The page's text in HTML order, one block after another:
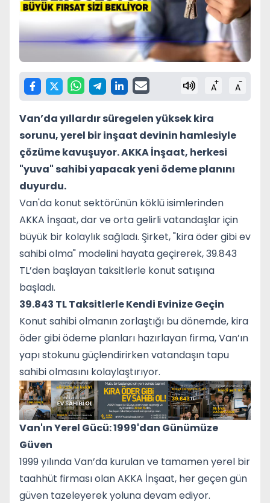
A+ A-
Van’da yıllardır süregelen yüksek kira
sorunu, yerel bir inşaat devinin hamlesiyle
çözüme kavuşuyor. AKKA İnşaat, herkesi
"yuva" sahibi yapacak yeni ödeme planını
duyurdu.
Van'da konut sektörünün köklü isimlerinden
AKKA İnşaat, dar ve orta gelirli vatandaşlar için
büyük bir kolaylık sağladı. Şirket, "kira öder gibi ev
sahibi olma" modelini hayata geçirerek, 39.843
TL’den başlayan taksitlerle konut satışına
başladı.
39.843 TL Taksitlerle Kendi Evinize Geçin
Konut sahibi olmanın zorlaştığı bu dönemde, kira
öder gibi ödeme planları hazırlayan firma, Van’ın
yapı stokunu güçlendirirken vatandaşın tapu
sahibi olmasını kolaylaştırıyor.
Van'ın Yerel Gücü: 1999'dan Günümüze
Güven
1999 yılında Van’da kurulan ve tamamen yerel bir
taahhüt firması olan AKKA İnşaat, her geçen gün
güven tazeleyerek yoluna devam ediyor.